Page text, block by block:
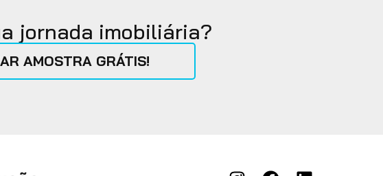
jornada imobiliária?
AMOSTRA GRÁTIS!